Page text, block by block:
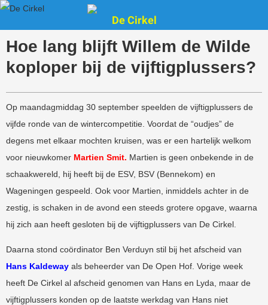
De Cirkel
Hoe lang blijft Willem de Wilde
koploper bij de vijftigplussers?
Op maandagmiddag 30 september speelden de vijftigplussers de
vijfde ronde van de wintercompetitie. Voordat de “oudjes” de
degens met elkaar mochten kruisen, was er een hartelijk welkom
voor nieuwkomer Martien Smit. Martien is geen onbekende in de
schaakwereld, hij heeft bij de ESV, BSV (Bennekom) en
Wageningen gespeeld. Ook voor Martien, inmiddels achter in de
zestig, is schaken in de avond een steeds grotere opgave, waarna
hij zich aan heeft gesloten bij de vijftigplussers van De Cirkel.
Daarna stond coördinator Ben Verduyn stil bij het afscheid van
Hans Kaldeway als beheerder van De Open Hof. Vorige week
heeft De Cirkel al afscheid genomen van Hans en Lyda, maar de
vijftigplussers konden op de laatste werkdag van Hans niet